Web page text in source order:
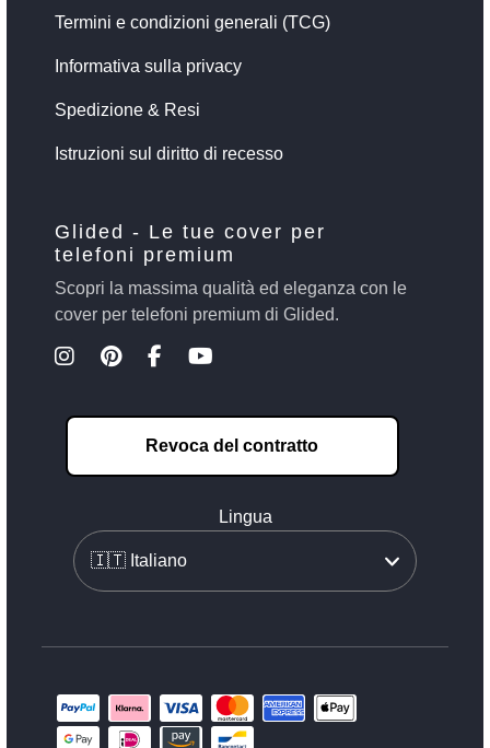
Termini e condizioni generali (TCG)
Informativa sulla privacy
Spedizione & Resi
Istruzioni sul diritto di recesso
Glided - Le tue cover per
telefoni premium
Scopri la massima qualità ed eleganza con le
cover per telefoni premium di Glided.
Revoca del contratto
Lingua